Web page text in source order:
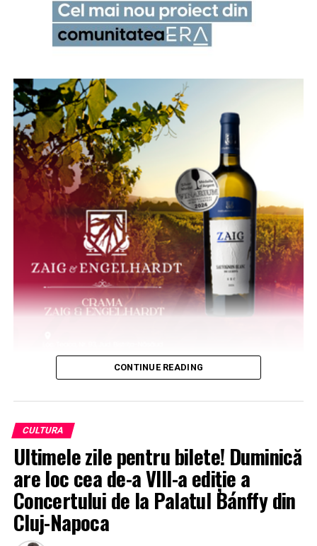
CONTINUE READING
CULTURA
Ultimele zile pentru bilete! Duminică
are loc cea de-a VIII-a ediție a
Concertului de la Palatul Bánffy din
Cluj-Napoca